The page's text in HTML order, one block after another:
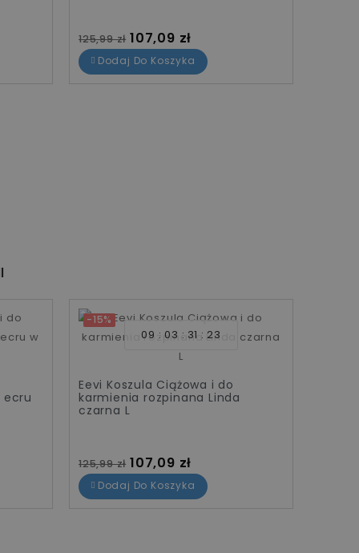
Cena standardowa
125,99 zł Cena
107,09 zł
Dodaj Do Koszyka
ecru
-15%
09 03 31 22
Eevi Koszula Ciążowa i do
karmienia rozpinana Linda
czarna L
Cena standardowa
125,99 zł Cena
107,09 zł
Dodaj Do Koszyka